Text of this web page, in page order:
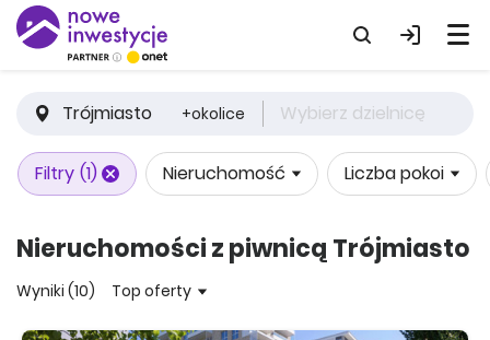
Trójmiasto +okolice Wybierz dzielnicę
Filtry (1) Nieruchomość Liczba pokoi
Nieruchomości z piwnicą Trójmiasto
Wyniki (10) Top oferty